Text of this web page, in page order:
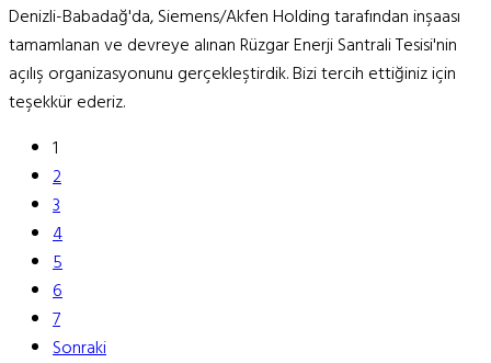
Denizli-Babadağ'da, Siemens/Akfen Holding tarafından inşaası
tamamlanan ve devreye alınan Rüzgar Enerji Santrali Tesisi'nin
açılış organizasyonunu gerçekleştirdik. Bizi tercih ettiğiniz için
teşekkür ederiz.
1
2
3
4
5
6
7
Sonraki